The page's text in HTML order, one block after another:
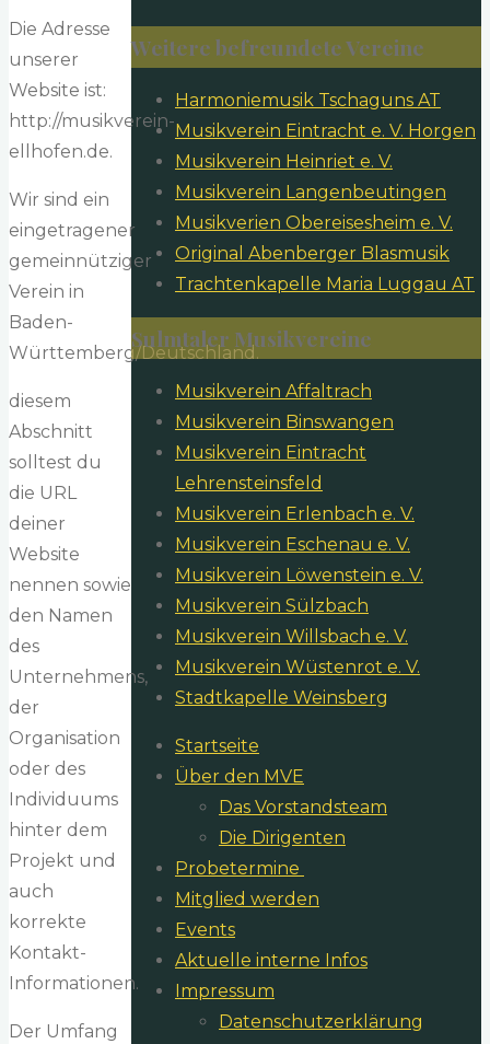
Die Adresse
unserer
Website ist:
http://musikverein-
ellhofen.de.
Wir sind ein
eingetragener
gemeinnütziger
Verein in
Baden-
Württemberg/Deutschland.
diesem
Abschnitt
solltest du
die URL
deiner
Website
nennen sowie
den Namen
des
Unternehmens,
der
Organisation
oder des
Individuums
hinter dem
Projekt und
auch
korrekte
Kontakt-
Informationen.
Der Umfang
Weitere befreundete Vereine
Harmoniemusik Tschaguns AT
Musikverein Eintracht e. V. Horgen
Musikverein Heinriet e. V.
Musikverein Langenbeutingen
Musikverien Obereisesheim e. V.
Original Abenberger Blasmusik
Trachtenkapelle Maria Luggau AT
Sulmtaler Musikvereine
Musikverein Affaltrach
Musikverein Binswangen
Musikverein Eintracht
Lehrensteinsfeld
Musikverein Erlenbach e. V.
Musikverein Eschenau e. V.
Musikverein Löwenstein e. V.
Musikverein Sülzbach
Musikverein Willsbach e. V.
Musikverein Wüstenrot e. V.
Stadtkapelle Weinsberg
Startseite
Über den MVE
Das Vorstandsteam
Die Dirigenten
​Probetermine
Mitglied werden
Events
Aktuelle interne Infos
Impressum
Datenschutzerklärung